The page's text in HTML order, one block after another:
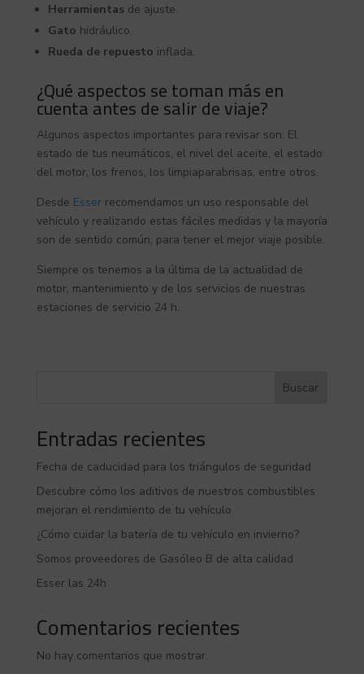
Herramientasde ajuste.
Gato hidráulico.
Rueda de repuesto inflada.
¿Qué aspectos se toman más en
cuenta antes de salir de viaje?
Algunos aspectos importantes para revisar son: El
estado de tus neumáticos, el nivel del aceite, el estado
del motor, los frenos, los limpiaparabrisas, entre otros.
Desde Esserrecomendamos un uso responsable del
vehículo y realizando estas fáciles medidas y la mayoría
son de sentido común, para tener el mejor viaje posible.
Siempre os tenemos a la última de la actualidad de
motor, mantenimiento y de los servicios de nuestras
estaciones de servicio 24 h.
Buscar
Entradas recientes
Fecha de caducidad para los triángulos de seguridad
Descubre cómo los aditivos de nuestros combustibles
mejoran el rendimiento de tu vehículo
¿Cómo cuidar la batería de tu vehículo en invierno?
Somos proveedores de Gasóleo B de alta calidad
Esser las 24h
Comentarios recientes
No hay comentarios que mostrar.